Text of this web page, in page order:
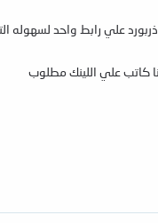
علي رابط واحد لسهوله
كاتب علي اللينك مطلوب